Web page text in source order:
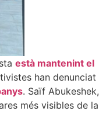
està mantenint el
han denunciat
. Saïf Abukeshek,
més visibles de la